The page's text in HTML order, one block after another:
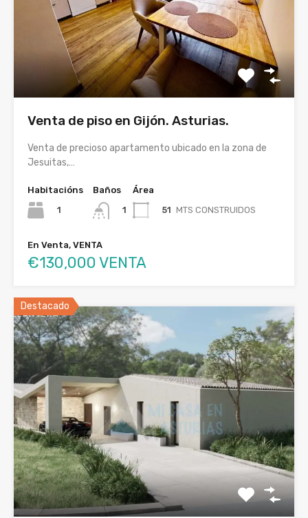
Venta de piso en Gijón. Asturias.
Venta de precioso apartamento ubicado en la zona de
Jesuitas,…
Habitacións
1
Baños
1
Área
51 MTS CONSTRUIDOS
En Venta, VENTA
€130,000 VENTA
Destacado